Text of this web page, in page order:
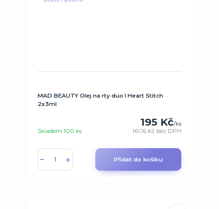
MAD BEAUTY Olej na rty duo I Heart Stitch
2x3ml
195 Kč/ks
161,16 Kč bez DPH
Skladem 100 ks
Přidat do košíku